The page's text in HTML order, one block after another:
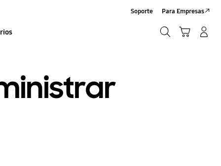
Soporte Para Empresas